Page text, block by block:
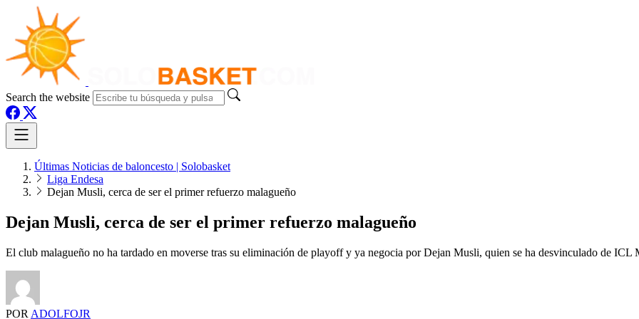
Search the website
Últimas Noticias de baloncesto | Solobasket
Liga Endesa
Dejan Musli, cerca de ser el primer refuerzo malagueño
Dejan Musli, cerca de ser el primer refuerzo malagueño
El club malagueño no ha tardado en moverse tras su eliminación de playoff y ya negocia por Dejan Musli, quien se ha desvinculado de ICL
POR ADOLFOJR